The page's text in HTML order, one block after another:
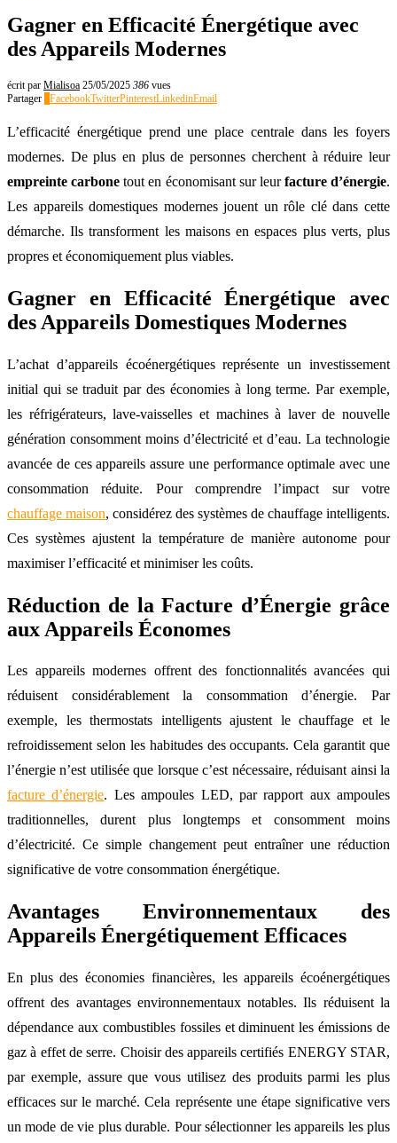
Gagner en Efficacité Énergétique avec
des Appareils Modernes
écrit par Mialisoa 25/05/2025 386 vues
Partager
FacebookTwitterPinterestLinkedinEmail
L’efficacité énergétique prend une place centrale dans les foyers
modernes. De plus en plus de personnes cherchent à réduire leur
empreinte carbone tout en économisant sur leurfacture d’énergie.
Les appareils domestiques modernes jouent un rôle clé dans cette
démarche. Ils transforment les maisons en espaces plus verts, plus
propres et économiquement plus viables.
Gagner en Efficacité Énergétique avec
des Appareils Domestiques Modernes
L’achat d’appareils écoénergétiques représente un investissement
initial qui se traduit par des économies à long terme. Par exemple,
les réfrigérateurs, lave-vaisselles et machines à laver de nouvelle
génération consomment moins d’électricité et d’eau. La technologie
avancée de ces appareils assure une performance optimale avec une
consommation réduite. Pour comprendre l’impact sur votre
chauffage maison, considérez des systèmes de chauffage intelligents.
Ces systèmes ajustent la température de manière autonome pour
maximiser l’efficacité et minimiser les coûts.
Réduction de la Facture d’Énergie grâce
aux Appareils Économes
Les appareils modernes offrent des fonctionnalités avancées qui
réduisent considérablement la consommation d’énergie. Par
exemple, les thermostats intelligents ajustent le chauffage et le
refroidissement selon les habitudes des occupants. Cela garantit que
l’énergie n’est utilisée que lorsque c’est nécessaire, réduisant ainsi la
facture d’énergie. Les ampoules LED, par rapport aux ampoules
traditionnelles, durent plus longtemps et consomment moins
d’électricité. Ce simple changement peut entraîner une réduction
significative de votre consommation énergétique.
Avantages Environnementaux des
Appareils Énergétiquement Efficaces
En plus des économies financières, les appareils écoénergétiques
offrent des avantages environnementaux notables. Ils réduisent la
dépendance aux combustibles fossiles et diminuent les émissions de
gaz à effet de serre. Choisir des appareils certifiés ENERGY STAR,
par exemple, assure que vous utilisez des produits parmi les plus
efficaces sur le marché. Cela représente une étape significative vers
un mode de vie plus durable. Pour sélectionner les appareils les plus